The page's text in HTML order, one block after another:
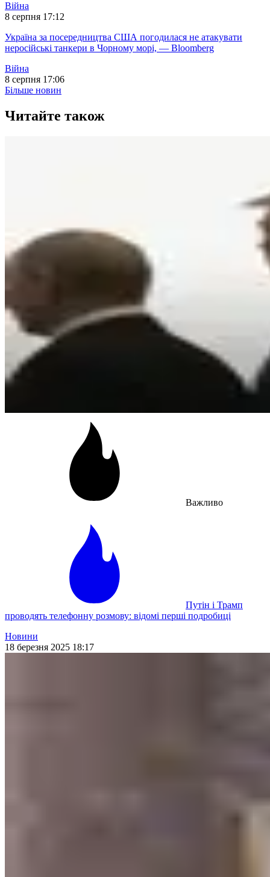
Війна
8 серпня 17:12
Україна за посередництва США погодилася не атакувати
неросійські танкери в Чорному морі, — Bloomberg
Війна
8 серпня 17:06
Більше новин
Читайте також
Важливо
Путін і Трамп
проводять телефонну розмову: відомі перші подробиці
Новини
18 березня 2025 18:17